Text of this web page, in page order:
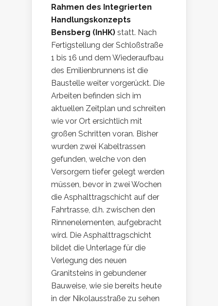
Rahmen des Integrierten
Handlungskonzepts
Bensberg (InHK) statt. Nach
Fertigstellung der Schloßstraße
1 bis 16 und dem Wiederaufbau
des Emilienbrunnens ist die
Baustelle weiter vorgerückt. Die
Arbeiten befinden sich im
aktuellen Zeitplan und schreiten
wie vor Ort ersichtlich mit
großen Schritten voran. Bisher
wurden zwei Kabeltrassen
gefunden, welche von den
Versorgern tiefer gelegt werden
müssen, bevor in zwei Wochen
die Asphalttragschicht auf der
Fahrtrasse, d.h. zwischen den
Rinnenelementen, aufgebracht
wird. Die Asphalttragschicht
bildet die Unterlage für die
Verlegung des neuen
Granitsteins in gebundener
Bauweise, wie sie bereits heute
in der Nikolausstraße zu sehen